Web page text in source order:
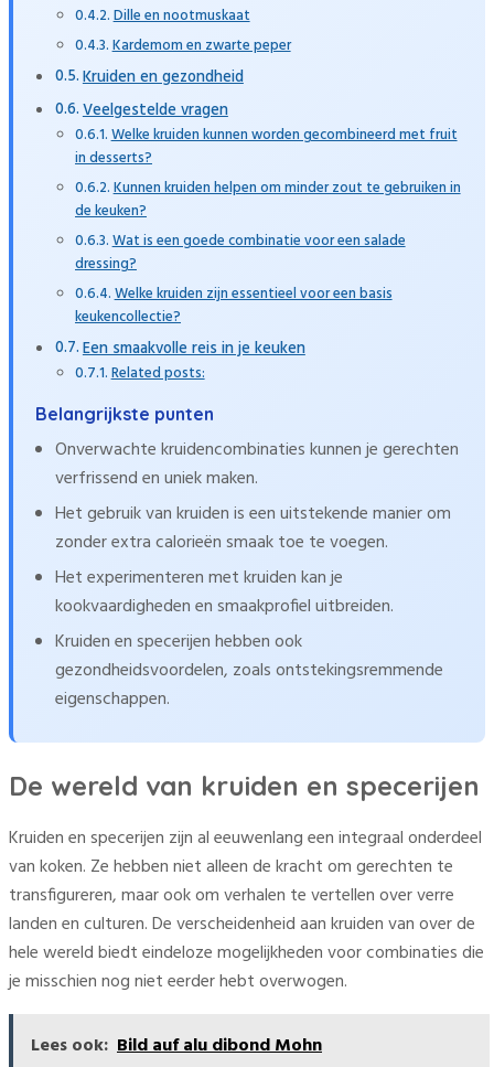
Dille en nootmuskaat
Kardemom en zwarte peper
Kruiden en gezondheid
Veelgestelde vragen
Welke kruiden kunnen worden gecombineerd met fruit
in desserts?
Kunnen kruiden helpen om minder zout te gebruiken in
de keuken?
Wat is een goede combinatie voor een salade
dressing?
Welke kruiden zijn essentieel voor een basis
keukencollectie?
Een smaakvolle reis in je keuken
Related posts:
Belangrijkste punten
Onverwachte kruidencombinaties kunnen je gerechten
verfrissend en uniek maken.
Het gebruik van kruiden is een uitstekende manier om
zonder extra calorieën smaak toe te voegen.
Het experimenteren met kruiden kan je
kookvaardigheden en smaakprofiel uitbreiden.
Kruiden en specerijen hebben ook
gezondheidsvoordelen, zoals ontstekingsremmende
eigenschappen.
De wereld van kruiden en specerijen
Kruiden en specerijen zijn al eeuwenlang een integraal onderdeel
van koken. Ze hebben niet alleen de kracht om gerechten te
transfigureren, maar ook om verhalen te vertellen over verre
landen en culturen. De verscheidenheid aan kruiden van over de
hele wereld biedt eindeloze mogelijkheden voor combinaties die
je misschien nog niet eerder hebt overwogen.
Lees ook: Bild auf alu dibond Mohn